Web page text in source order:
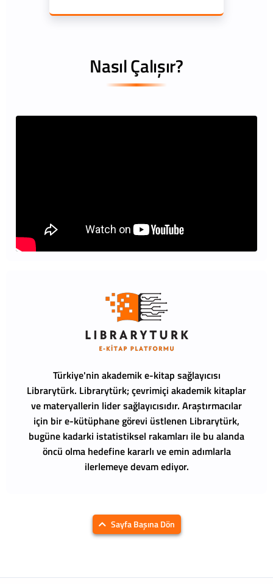
Nasıl Çalışır?
Türkiye'nin akademik e-kitap sağlayıcısı
Librarytürk. Librarytürk; çevrimiçi akademik kitaplar
ve materyallerin lider sağlayıcısıdır. Araştırmacılar
için bir e-kütüphane görevi üstlenen Librarytürk,
bugüne kadarki istatistiksel rakamları ile bu alanda
öncü olma hedefine kararlı ve emin adımlarla
ilerlemeye devam ediyor.
Sayfa Başına Dön